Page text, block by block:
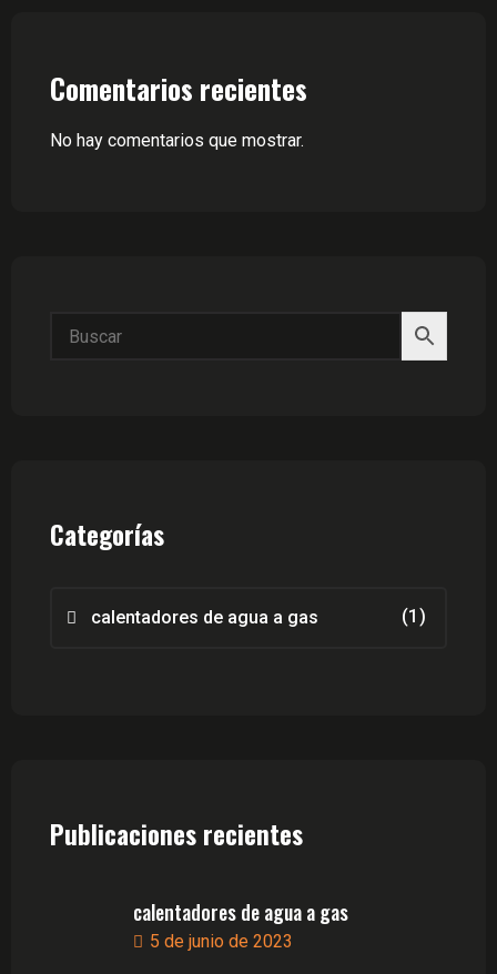
Comentarios recientes
No hay comentarios que mostrar.
Categorías
calentadores de agua a gas (1)
Publicaciones recientes
calentadores de agua a gas
5 de junio de 2023